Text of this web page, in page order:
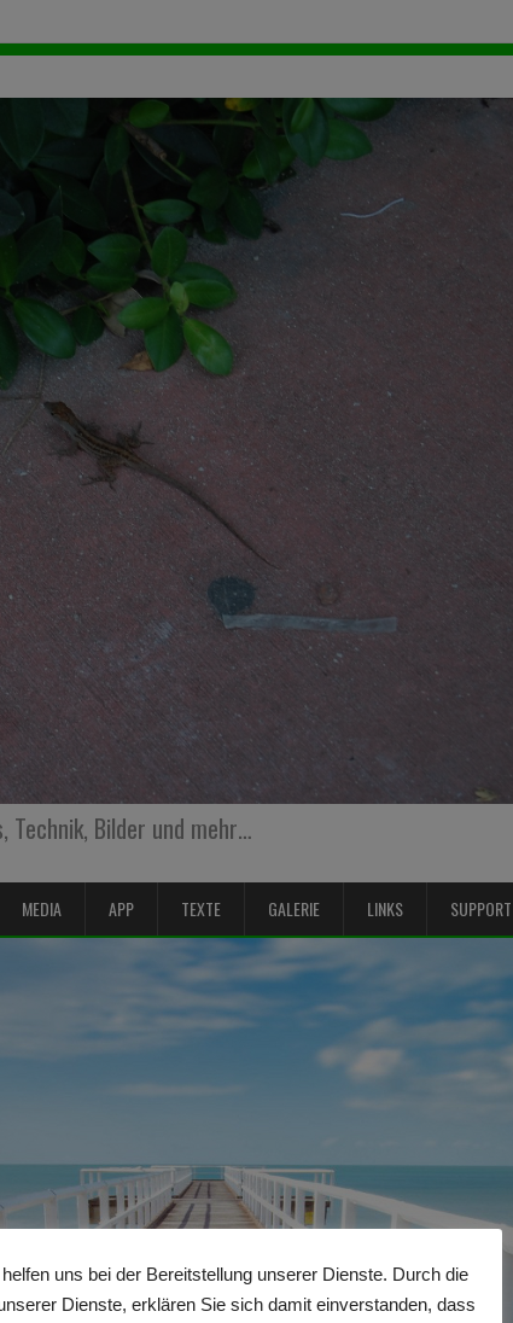
Technik, Bilder und mehr…
MEDIA APP TEXTE GALERIE LINKS SUPPORT
uns bei der Bereitstellung unserer Dienste. Durch die
Dienste, erklären Sie sich damit einverstanden, dass